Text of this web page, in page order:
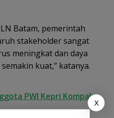
Batam, pemerintah
stakeholder sangat
meningkat dan daya
kuat,” katanya.
PWI Kepri Kompak
X